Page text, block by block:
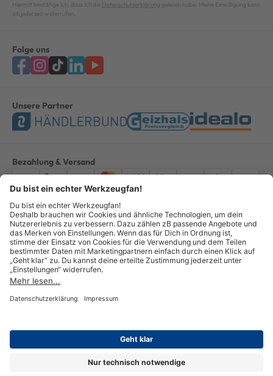
Hiermit bestätige ich, dass ich die Datenschutzerklärung gelesen habe. Meine Einwilligung kann
ich jederzeit widerrufen.
Folge uns
Unsere Partner
Bezahlung & Versand
ImpressumAGBDatenschutzWiderruf Vertrag widerrufen
Alle Preise verstehen sich inkl. ges. MwSt. *Kostenloser Versand innerhalb
Deutschlands, bei Bestellungen ab 100,00 Euro.
© Copyright 2026 GOTOOLS GmbH - Alle Rechte vorbehalten. powered by
createyourtemplate